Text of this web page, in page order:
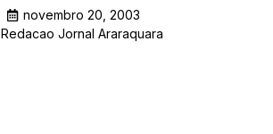
novembro 20, 2003
Redacao Jornal Araraquara